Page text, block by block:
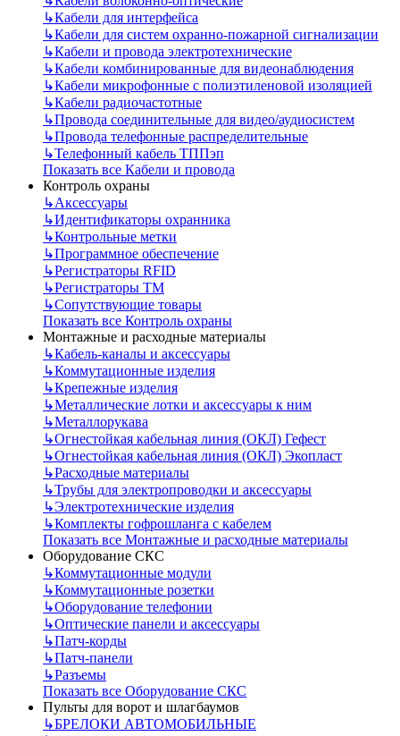
↳Кабели для интерфейса
↳Кабели для систем охранно-пожарной сигнализации
↳Кабели и провода электротехнические
↳Кабели комбинированные для видеонаблюдения
↳Кабели микрофонные с полиэтиленовой изоляцией
↳Кабели радиочастотные
↳Провода соединительные для видео/аудиосистем
↳Провода телефонные распределительные
↳Телефонный кабель ТППэп
Показать все Кабели и провода
Контроль охраны
↳Аксессуары
↳Идентификаторы охранника
↳Контрольные метки
↳Программное обеспечение
↳Регистраторы RFID
↳Регистраторы ТМ
↳Сопутствующие товары
Показать все Контроль охраны
Монтажные и расходные материалы
↳Кабель-каналы и аксессуары
↳Коммутационные изделия
↳Крепежные изделия
↳Металлические лотки и аксессуары к ним
↳Металлорукава
↳Огнестойкая кабельная линия (ОКЛ) Гефест
↳Огнестойкая кабельная линия (ОКЛ) Экопласт
↳Расходные материалы
↳Трубы для электропроводки и аксессуары
↳Электротехнические изделия
↳Комплекты гофрошланга с кабелем
Показать все Монтажные и расходные материалы
Оборудование СКС
↳Коммутационные модули
↳Коммутационные розетки
↳Оборудование телефонии
↳Оптические панели и аксессуары
↳Патч-корды
↳Патч-панели
↳Разъемы
Показать все Оборудование СКС
Пульты для ворот и шлагбаумов
↳БРЕЛОКИ АВТОМОБИЛЬНЫЕ